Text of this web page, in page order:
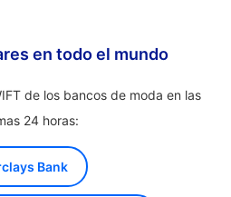
en todo el mundo
de los bancos de moda en las
24 horas:
Bank